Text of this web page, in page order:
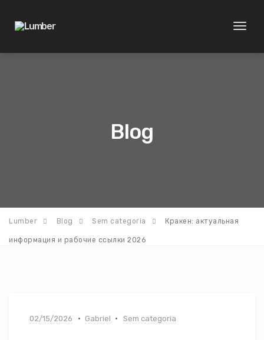
Toggle
Blog
Lumber Blog Sem categoria Кракен: актуальная
информация и рабочие ссылки 2026
02/15/2026 Gabriel Sem categoria